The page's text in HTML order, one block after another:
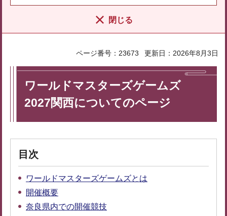
閉じる
ページ番号：23673 更新日：2026年8月3日
ワールドマスターズゲームズ
2027関西についてのページ
目次
ワールドマスターズゲームズとは
開催概要
奈良県内での開催競技